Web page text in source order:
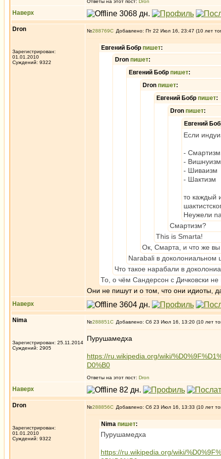
Ответы на этот пост: Dron
Наверх
Dron
Зарегистрирован:
01.01.2010
Суждений: 9322
№288769 Добавлено: Пт 22 Июл 16, 23:47 (10 лет
Евгений Бобр пишет:
Dron пишет:
Евгений Бобр пишет:
Dron пишет:
Евгений Бобр пишет:
Dron пишет:
Евгений
Если
- Смартизм
- Вишнуизм
- Шиваизм
- Шактизм
то каждый
Неужели
Смартизм?
This is Smarta!
Ок, Смарта, и что же
Narabali в доколониальном
Что такое нарабали в
То, о чём Сандерсон с Дичковски не
Они не пишут и о том, что они идиоты,
Наверх
Nima
Зарегистрирован: 25.11.2014
Суждений: 2905
№288851 Добавлено: Сб 23 Июл 16, 13:20 (10 лет
Пурушамедха
https://ru.wikipedia.org/wiki/
D0%B0
Ответы на этот пост: Dron
Наверх
Dron
Зарегистрирован:
01.01.2010
Суждений: 9322
№288856 Добавлено: Сб 23 Июл 16, 13:33 (10 лет
Nima пишет:
Пурушамедха
https://ru.wikipedia.org/wiki/